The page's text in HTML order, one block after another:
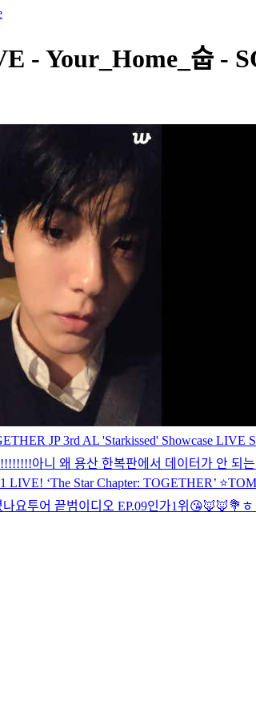
- Your_Home_숩 -
JP 3rd AL 'Starkissed' Showcase LIVE
아니 왜 용산 한복판에서 데이터가 안 되는
‘The Star Chapter: TOGETHER’ ⭐️
요투어 끝범이디오 EP.09인가1위😘🦊🦊 💐 ㅎ